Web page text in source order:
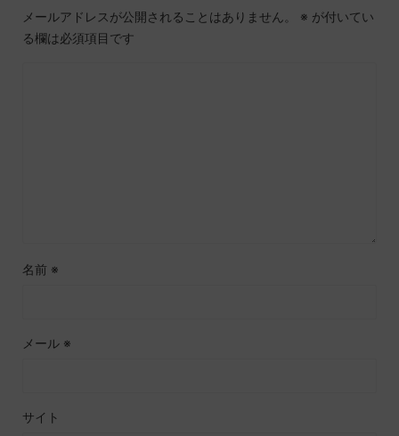
メールアドレスが公開されることはありません。 ※ が付いてい
る欄は必須項目です
名前 ※
メール ※
サイト